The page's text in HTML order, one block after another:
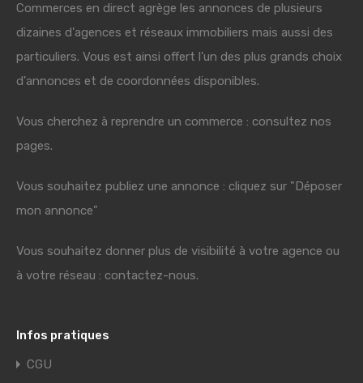
Commerces en direct agrège les annonces de plusieurs
dizaines d'agences et réseaux immobiliers mais aussi des
particuliers. Vous est ainsi offert l'un des plus grands choix
d'annonces et de coordonnées disponibles.
Vous cherchez à reprendre un commerce : consultez nos
pages.
Vous souhaitez publiez une annonce : cliquez sur "Déposer
mon annonce"
Vous souhaitez donner plus de visibilité à votre agence ou
à votre réseau : contactez-nous.
Infos pratiques
CGU